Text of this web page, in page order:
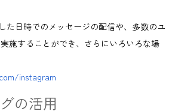
た日時でのメッセージの配信や、多数のユ
施することができ、さらにいろいろな場
instagram
の活用